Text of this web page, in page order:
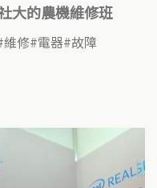
大的農機維修班
維修 電器 故障